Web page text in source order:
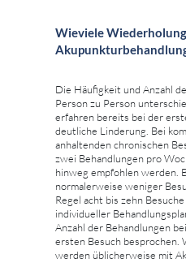
Wieviele
Die Häufigkeit und Anzahl
Person zu Person
erfahren bereits bei der
deutliche Linderung. Bei
anhaltenden chronischen
zwei Behandlungen pro
hinweg empfohlen werden.
normalerweise weniger
Regel acht bis zehn
individueller
Anzahl der Behandlungen
ersten Besuch besprochen.
werden üblicherweise mit